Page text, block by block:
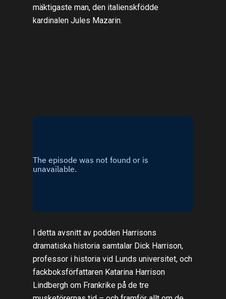
mäktigaste man, den italienskfödde
kardinalen Jules Mazarin.
I detta avsnitt av podden Harrisons
dramatiska historia samtalar Dick Harrison,
professor i historia vid Lunds universitet, och
fackboksförfattaren Katarina Harrison
Lindbergh om Frankrike på de tre